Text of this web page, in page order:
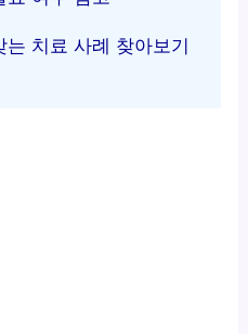
는 치료 사례 찾아보기